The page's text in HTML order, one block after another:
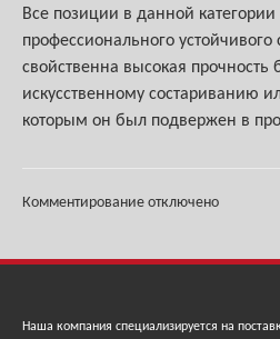
Все позиции в данной категории
профессионального
свойственна высокая прочность
искусственному состариванию
которым он был подвержен в
Комментирование отключено
Наша компания специализируется на